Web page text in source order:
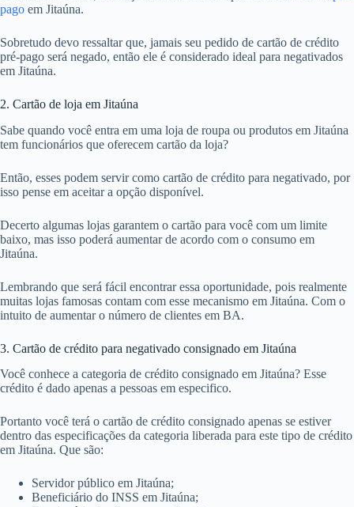
pago em Jitaúna.
Sobretudo devo ressaltar que, jamais seu pedido de cartão de crédito
pré-pago será negado, então ele é considerado ideal para negativados
em Jitaúna.
2. Cartão de loja em Jitaúna
Sabe quando você entra em uma loja de roupa ou produtos em Jitaúna
tem funcionários que oferecem cartão da loja?
Então, esses podem servir como cartão de crédito para negativado, por
isso pense em aceitar a opção disponível.
Decerto algumas lojas garantem o cartão para você com um limite
baixo, mas isso poderá aumentar de acordo com o consumo em
Jitaúna.
Lembrando que será fácil encontrar essa oportunidade, pois realmente
muitas lojas famosas contam com esse mecanismo em Jitaúna. Com o
intuito de aumentar o número de clientes em BA.
3. Cartão de crédito para negativado consignado em Jitaúna
Você conhece a categoria de crédito consignado em Jitaúna? Esse
crédito é dado apenas a pessoas em especifico.
Portanto você terá o cartão de crédito consignado apenas se estiver
dentro das especificações da categoria liberada para este tipo de crédito
em Jitaúna. Que são:
Servidor público em Jitaúna;
Beneficiário do INSS em Jitaúna;